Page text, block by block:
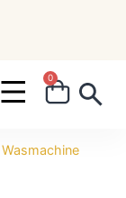
0
Wasmachine